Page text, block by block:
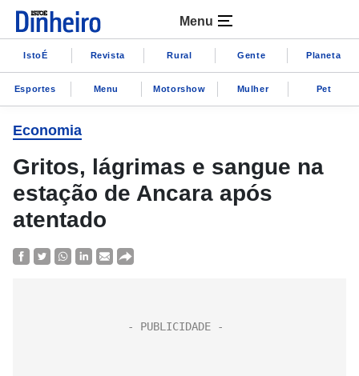
Menu
IstoÉ Revista Rural Gente Planeta
Esportes Menu Motorshow Mulher Pet
Economia
Gritos, lágrimas e sangue na
estação de Ancara após
atentado